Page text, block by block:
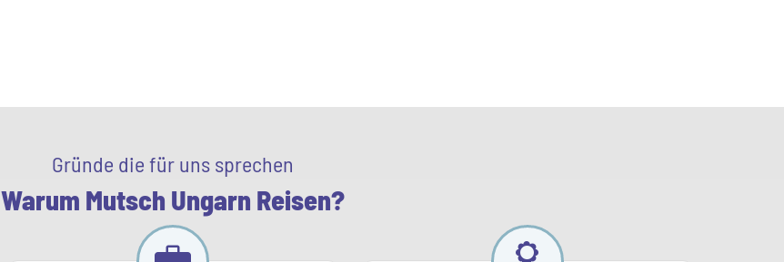
Gründe die für uns sprechen
Warum Mutsch Ungarn Reisen?